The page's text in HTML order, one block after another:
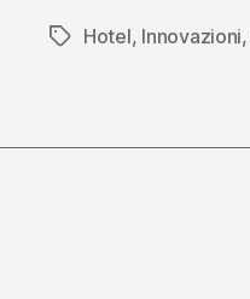
Tag Hotel, Innovazioni,